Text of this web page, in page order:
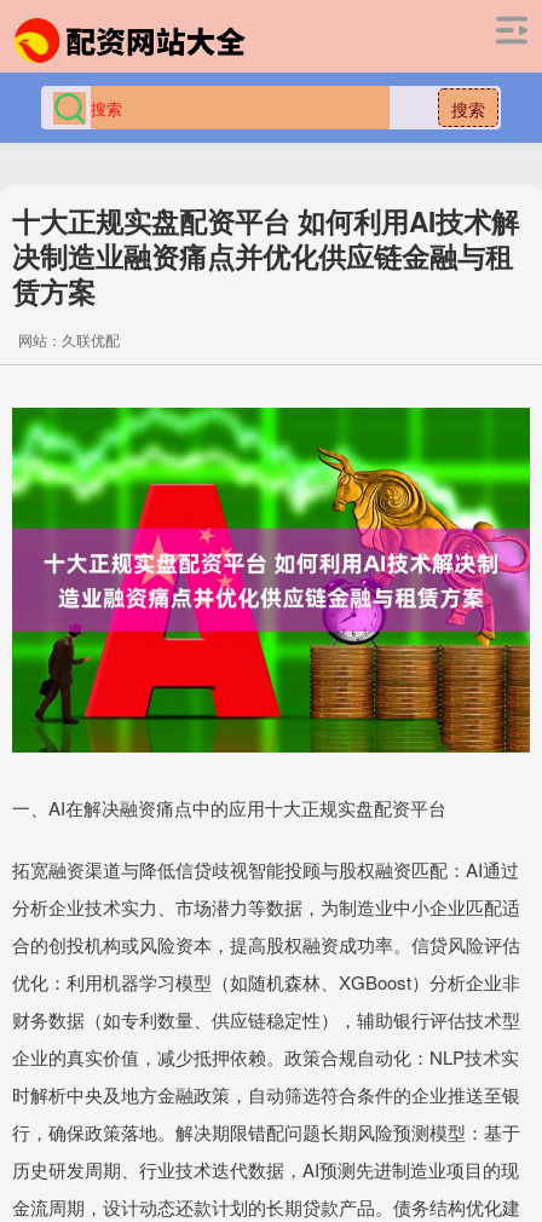
搜索
十大正规实盘配资平台 如何利用AI技术解
决制造业融资痛点并优化供应链金融与租
赁方案
网站：久联优配
一、AI在解决融资痛点中的应用十大正规实盘配资平台
拓宽融资渠道与降低信贷歧视智能投顾与股权融资匹配：AI通过
分析企业技术实力、市场潜力等数据，为制造业中小企业匹配适
合的创投机构或风险资本，提高股权融资成功率。信贷风险评估
优化：利用机器学习模型（如随机森林、XGBoost）分析企业非
财务数据（如专利数量、供应链稳定性），辅助银行评估技术型
企业的真实价值，减少抵押依赖。政策合规自动化：NLP技术实
时解析中央及地方金融政策，自动筛选符合条件的企业推送至银
行，确保政策落地。解决期限错配问题长期风险预测模型：基于
历史研发周期、行业技术迭代数据，AI预测先进制造业项目的现
金流周期，设计动态还款计划的长期贷款产品。债务结构优化建